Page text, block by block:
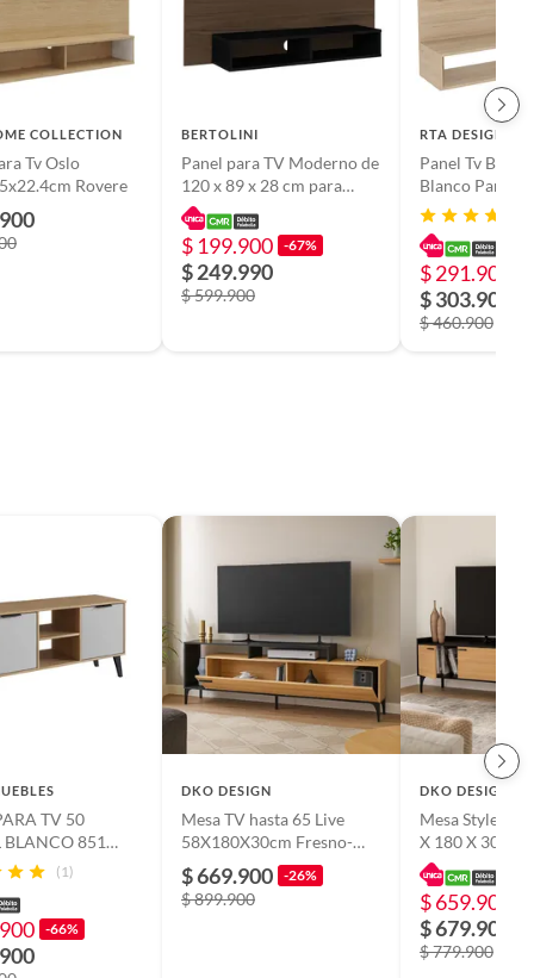
COLLECTION
Tv Oslo
Rovere
BERTOLINI
Panel para TV Moderno de
120 x 89 x 28 cm para
Televisores de Hasta 42
Pulgadas, Café Bertolini
$ 199.900 -67%
$ 249.990
$ 599.900
RTA DESIGN
Panel Tv
Blanco Para
Hasta 55°_.
$ 291.900
$ 303.900
$ 460.900
TV 50
BLANCO 851
(1)
-66%
DKO DESIGN
Mesa TV hasta 65 Live
58X180X30cm Fresno-
Negro
$ 669.900 -26%
$ 899.900
DKO DESIGN
Mesa Style para
X 180 X 30 cm)
Negro/Madera
$ 659.900
$ 679.900
$ 779.900